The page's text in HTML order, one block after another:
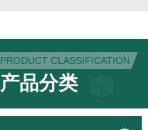
PRODUCT CLASSIFICATION
产品分类